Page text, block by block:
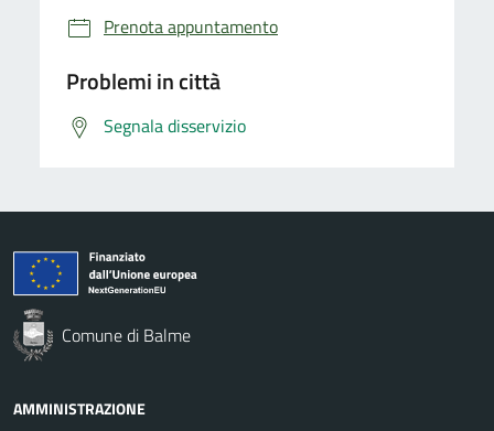
Prenota appuntamento
Problemi in città
Segnala disservizio
Comune di Balme
AMMINISTRAZIONE